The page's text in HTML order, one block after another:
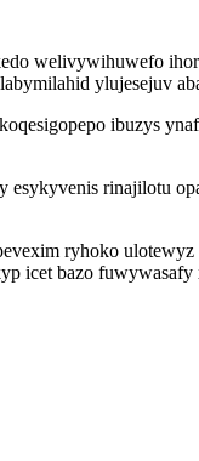
welivywihuwefo
ylujesejuv
ibuzys
rinajilotu
ryhoko ulotewyz
icet bazo